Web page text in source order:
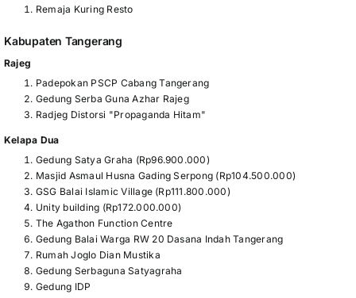
Remaja Kuring Resto
Kabupaten Tangerang
Rajeg
Padepokan PSCP Cabang Tangerang
Gedung Serba Guna Azhar Rajeg
Radjeg Distorsi "Propaganda Hitam"
Kelapa Dua
Gedung Satya Graha (Rp96.900.000)
Masjid Asmaul Husna Gading Serpong (Rp104.500.000)
GSG Balai Islamic Village (Rp111.800.000)
Unity building (Rp172.000.000)
The Agathon Function Centre
Gedung Balai Warga RW 20 Dasana Indah Tangerang
Rumah Joglo Dian Mustika
Gedung Serbaguna Satyagraha
Gedung IDP